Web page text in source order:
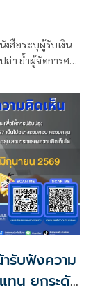
สือระบุผู้รับเงิน
ล่า ย้ำผู้จัดการศพ
รับฟังความ
ทน ยกระดับ